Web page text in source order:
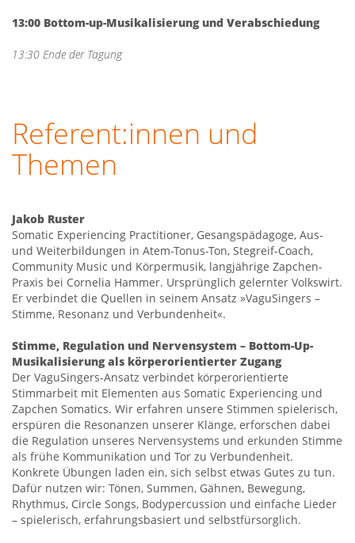
13:00 Bottom-up-Musikalisierung und Verabschiedung
13:30 Ende der Tagung
Referent:innen und
Themen
Jakob Ruster
Somatic Experiencing Practitioner, Gesangspädagoge, Aus-
und Weiterbildungen in Atem-Tonus-Ton, Stegreif-Coach,
Community Music und Körpermusik, langjährige Zapchen-
Praxis bei Cornelia Hammer. Ursprünglich gelernter Volkswirt.
Er verbindet die Quellen in seinem Ansatz »VaguSingers –
Stimme, Resonanz und Verbundenheit«.
Stimme, Regulation und Nervensystem – Bottom-Up-
Musikalisierung als körperorientierter Zugang
Der VaguSingers-Ansatz verbindet körperorientierte
Stimmarbeit mit Elementen aus Somatic Experiencing und
Zapchen Somatics. Wir erfahren unsere Stimmen spielerisch,
erspüren die Resonanzen unserer Klänge, erforschen dabei
die Regulation unseres Nervensystems und erkunden Stimme
als frühe Kommunikation und Tor zu Verbundenheit.
Konkrete Übungen laden ein, sich selbst etwas Gutes zu tun.
Dafür nutzen wir: Tönen, Summen, Gähnen, Bewegung,
Rhythmus, Circle Songs, Bodypercussion und einfache Lieder
– spielerisch, erfahrungsbasiert und selbstfürsorglich.